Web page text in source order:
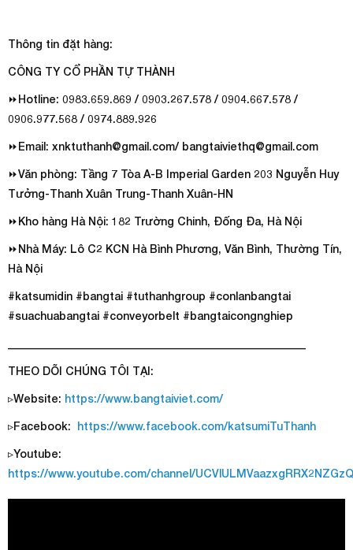
Thông tin đặt hàng:
CÔNG TY CỔ PHẦN TỰ THÀNH
⏩Hotline: 0983.659.869 / 0903.267.578 / 0904.667.578 /
0906.977.568 / 0974.889.926
⏩Email: xnktuthanh@gmail.com/ bangtaiviethq@gmail.com
⏩Văn phòng: Tầng 7 Tòa A-B Imperial Garden 203 Nguyễn Huy
Tưởng-Thanh Xuân Trung-Thanh Xuân-HN
⏩Kho hàng Hà Nội: 182 Trường Chinh, Đống Đa, Hà Nội
⏩Nhà Máy: Lô C2 KCN Hà Bình Phương, Văn Bình, Thường Tín,
Hà Nội
#katsumidin #bangtai #tuthanhgroup #conlanbangtai
#suachuabangtai #conveyorbelt #bangtaicongnghiep
THEO DÕI CHÚNG TÔI TẠI:
▹Website: https://www.bangtaiviet.com/
▹Facebook: https://www.facebook.com/katsumiTuThanh
▹Youtube:
https://www.youtube.com/channel/